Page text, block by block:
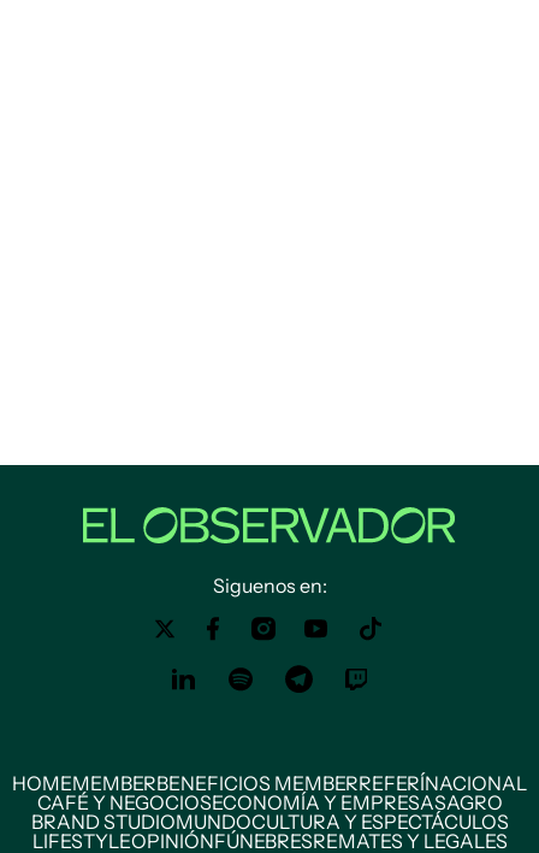
Siguenos en:
HOMEMEMBERBENEFICIOS MEMBERREFERÍNACIONAL
CAFÉ Y NEGOCIOSECONOMÍA Y EMPRESASAGRO
BRAND STUDIOMUNDOCULTURA Y ESPECTÁCULOS
LIFESTYLEOPINIÓNFÚNEBRESREMATES Y LEGALES